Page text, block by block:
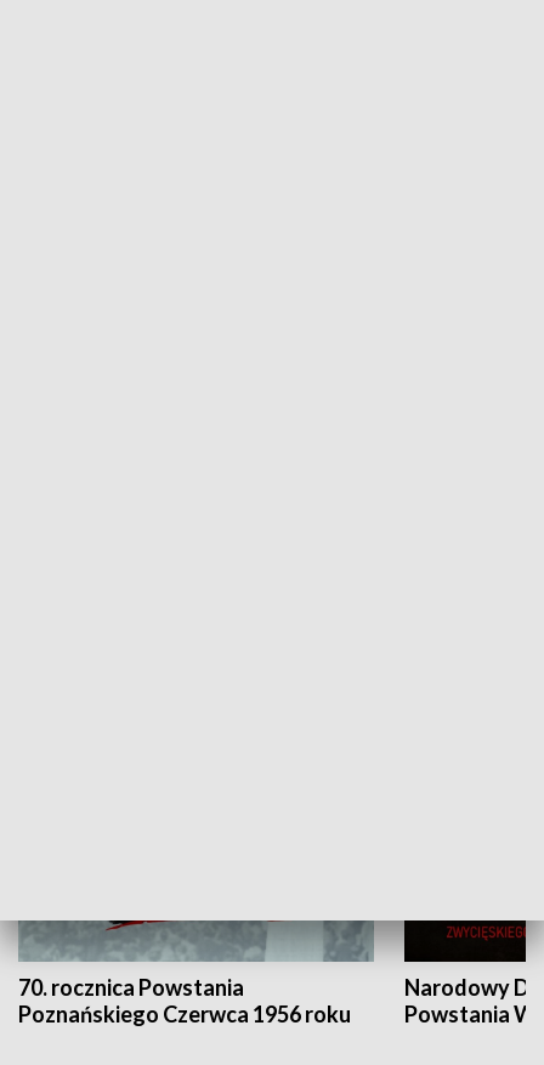
70. rocznica Powstania
Poznańskiego Czerwca 1956 roku
Narodowy
Powstania